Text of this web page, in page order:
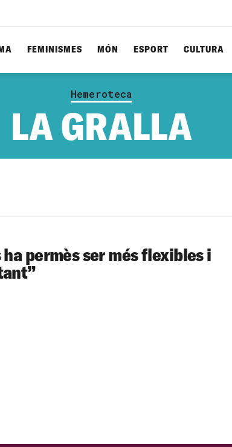
FEMINISMES MÓN ESPORT CULTURA
Hemeroteca
LA GRALLA
permès ser més flexibles i